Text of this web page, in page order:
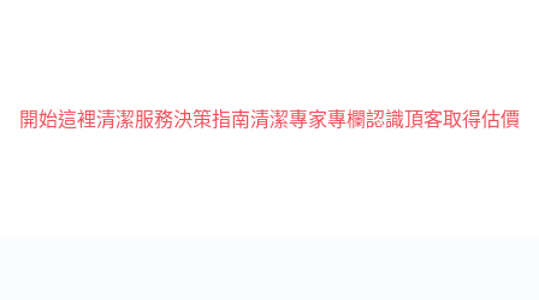
開始這裡清潔服務決策指南清潔專家專欄認識頂客取得估價